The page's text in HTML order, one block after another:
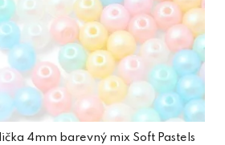
4mm barevný mix Soft Pastels